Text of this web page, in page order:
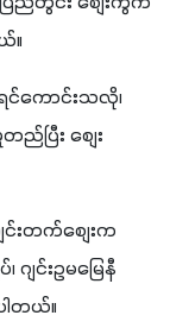
။
ကောင်းသလို၊
ပြီး စျေး
င်းတက်စျေးက
ျင်းဥမမြေနီ
တယ်။